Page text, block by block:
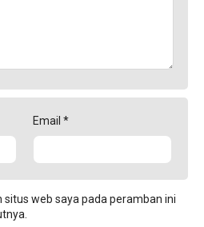
Email *
situs web saya pada peramban ini